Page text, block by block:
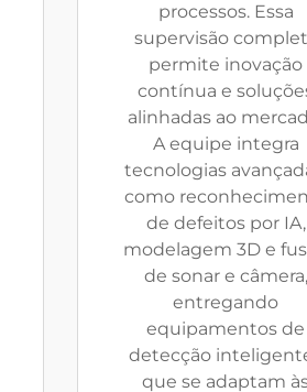
processos. Essa
supervisão
permite inovação
contínua e
alinhadas ao
A equipe integra
tecnologias
como
de defeitos por IA,
modelagem 3D e
de sonar e câmera,
entregando
equipamentos de
detecção
que se adaptam